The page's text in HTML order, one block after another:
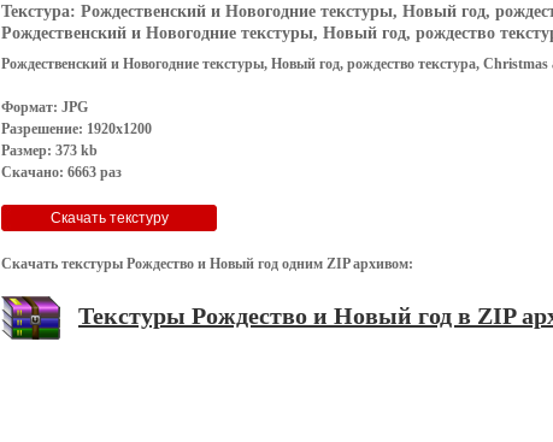
Текстура: Рождественский и Новогодние текстуры, Новый год,
Рождественский и Новогодние текстуры, Новый год, рождество
Рождественский и Новогодние текстуры, Новый год, рождество текстура,
Формат: JPG
Разрешение: 1920x1200
Размер: 373 kb
Скачано: 6663 раз
Скачать текстуры Рождество и Новый год одним ZIP архивом:
Текстуры Рождество и Новый год в ZIP